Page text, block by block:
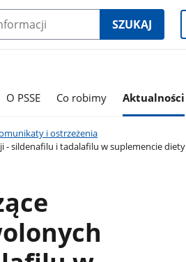
SZUKAJ
O PSSE Co robimy Aktualności
i ostrzeżenia
- sildenafilu i tadalafilu w suplemencie diety